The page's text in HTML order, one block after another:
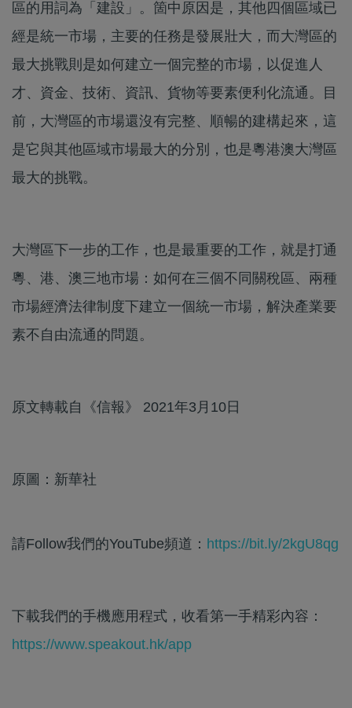
區的用詞為「建設」。箇中原因是，其他四個區域已
經是統一市場，主要的任務是發展壯大，而大灣區的
最大挑戰則是如何建立一個完整的市場，以促進人
才、資金、技術、資訊、貨物等要素便利化流通。目
前，大灣區的市場還沒有完整、順暢的建構起來，這
是它與其他區域市場最大的分別，也是粵港澳大灣區
最大的挑戰。
大灣區下一步的工作，也是最重要的工作，就是打通
粵、港、澳三地市場：如何在三個不同關稅區、兩種
市場經濟法律制度下建立一個統一市場，解決產業要
素不自由流通的問題。
原文轉載自《信報》 2021年3月10日
原圖：新華社
請Follow我們的YouTube頻道： https://bit.ly/2kgU8qg
下載我們的手機應用程式，收看第一手精彩內容：
https://www.speakout.hk/app